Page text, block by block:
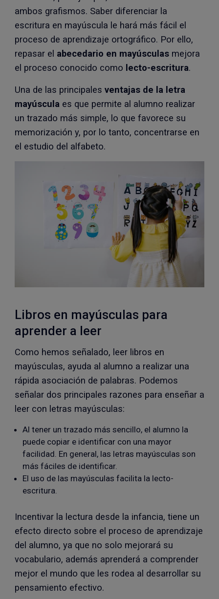
ambos grafismos. Saber diferenciar la
escritura en mayúscula le hará más fácil el
proceso de aprendizaje ortográfico. Por ello,
repasar el abecedario en mayúsculas mejora
el proceso conocido como lecto-escritura.
Una de las principales ventajas de la letra
mayúscula es que permite al alumno realizar
un trazado más simple, lo que favorece su
memorización y, por lo tanto, concentrarse en
el estudio del alfabeto.
Libros en mayúsculas para
aprender a leer
Como hemos señalado, leer libros en
mayúsculas, ayuda al alumno a realizar una
rápida asociación de palabras. Podemos
señalar dos principales razones para enseñar a
leer con letras mayúsculas:
Al tener un trazado más sencillo, el alumno la
puede copiar e identificar con una mayor
facilidad. En general, las letras mayúsculas son
más fáciles de identificar.
El uso de las mayúsculas facilita la lecto-
escritura.
Incentivar la lectura desde la infancia, tiene un
efecto directo sobre el proceso de aprendizaje
del alumno, ya que no solo mejorará su
vocabulario, además aprenderá a comprender
mejor el mundo que les rodea al desarrollar su
pensamiento efectivo.